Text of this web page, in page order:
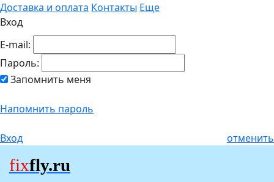
Доставка и оплата Контакты Еще
Вход
E-mail:
Пароль:
Запомнить меня
Напомнить пароль
Вход отменить
fixfly.ru